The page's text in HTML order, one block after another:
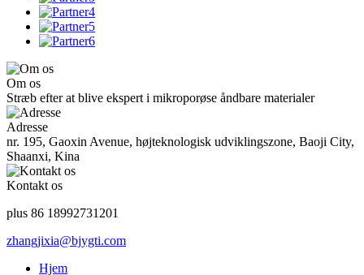
Om os
Stræb efter at blive ekspert i mikroporøse åndbare materialer
Adresse
nr. 195, Gaoxin Avenue, højteknologisk udviklingszone, Baoji City,
Shaanxi, Kina
Kontakt os
plus 86 18992731201
zhangjixia@bjygti.com
Hjem